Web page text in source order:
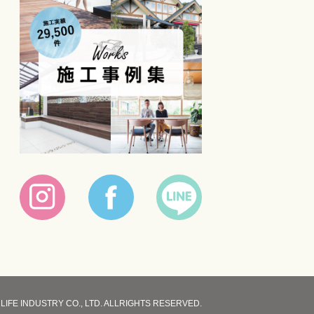
INDUSTRY CO., LTD. ALLRIGHTS RESERVED.